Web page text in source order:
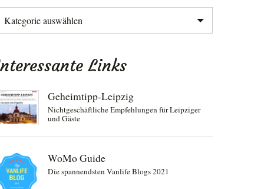
Kategorien
Links
Geheimtipp-Leipzig
Nichtgeschäftliche Empfehlungen für Leipziger
und Gäste
WoMo Guide
Die spannendsten Vanlife Blogs 2021